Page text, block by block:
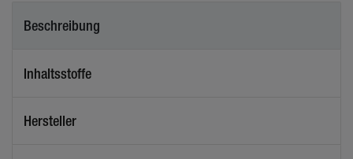
Beschreibung
Inhaltsstoffe
Hersteller